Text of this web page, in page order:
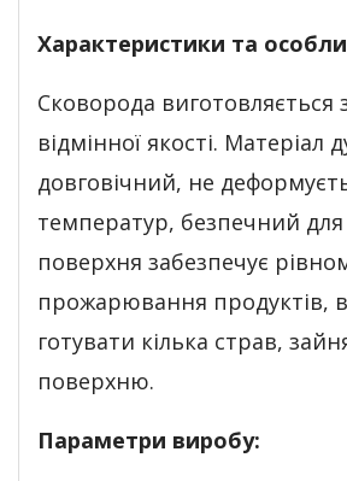
Характеристики та
Сковорода виготовляється
відмінної якості. Матеріал
довговічний, не
температур, безпечний
поверхня забезпечує
прожарювання продуктів,
готувати кілька страв,
поверхню.
Параметри виробу: